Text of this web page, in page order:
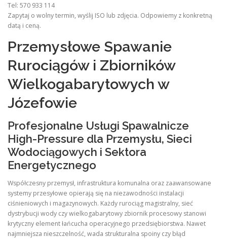
Tel: 570 933 114
Zapytaj o wolny termin, wyślij ISO lub zdjęcia. Odpowiemy z konkretną
datą i ceną.
Przemysłowe Spawanie
Rurociągów i Zbiorników
Wielkogabarytowych w
Józefowie
Profesjonalne Usługi Spawalnicze
High-Pressure dla Przemysłu, Sieci
Wodociągowych i Sektora
Energetycznego
Współczesny przemysł, infrastruktura komunalna oraz zaawansowane
systemy przesyłowe opierają się na niezawodności instalacji
ciśnieniowych i magazynowych. Każdy rurociąg magistralny, sieć
dystrybucji wody czy wielkogabarytowy zbiornik procesowy stanowi
krytyczny element łańcucha operacyjnego przedsiębiorstwa. Nawet
najmniejsza nieszczelność, wada strukturalna spoiny czy błąd